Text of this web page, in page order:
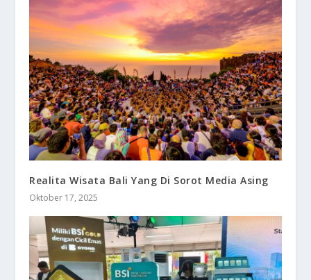
Realita Wisata Bali Yang Di Sorot Media Asing
Oktober 17, 2025